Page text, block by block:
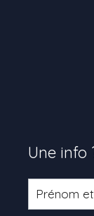
Une info
Formulaire
produit